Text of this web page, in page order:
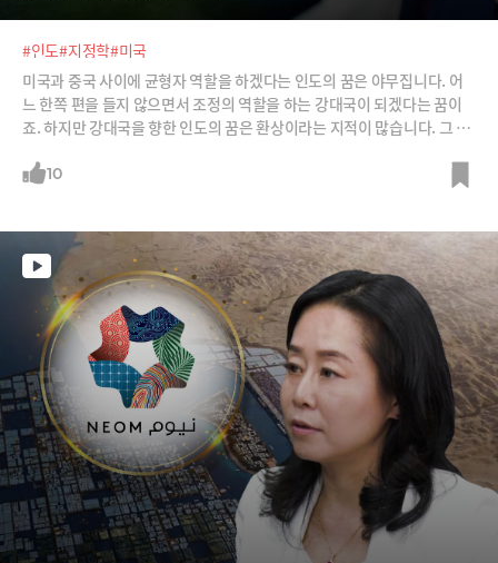
#인도#지정학#미국
미국과 중국 사이에 균형자 역할을 하겠다는 인도의 꿈은 야무집니다. 어
느 한쪽 편을 들지 않으면서 조정의 역할을 하는 강대국이 되겠다는 꿈이
죠. 하지만 강대국을 향한 인도의 꿈은 환상이라는 지적이 많습니다. 그 이
10